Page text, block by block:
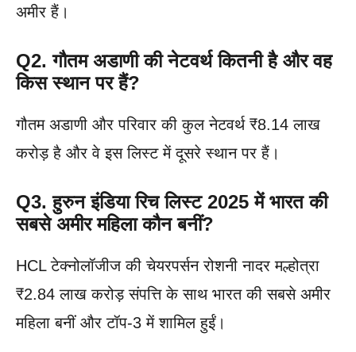
अमीर हैं।
Q2.गौतम अडाणी की नेटवर्थ कितनी है और वह
किस स्थान पर हैं?
गौतम अडाणी और परिवार की कुल नेटवर्थ ₹8.14 लाख
करोड़ है और वे इस लिस्ट में दूसरे स्थान पर हैं।
Q3.हुरुन इंडिया रिच लिस्ट 2025 में भारत की
सबसे अमीर महिला कौन बनीं?
HCL टेक्नोलॉजीज की चेयरपर्सन रोशनी नादर मल्होत्रा
₹2.84 लाख करोड़ संपत्ति के साथ भारत की सबसे अमीर
महिला बनीं और टॉप-3 में शामिल हुईं।